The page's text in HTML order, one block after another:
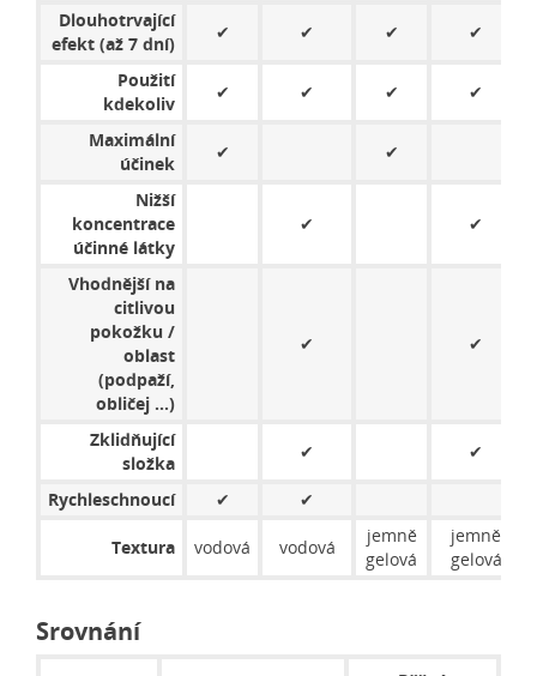
Dlouhotrvající
efekt (až 7 dní)
✔ ✔ ✔ ✔
Použití
kdekoliv
✔ ✔ ✔ ✔
Maximální
účinek
✔ ✔
Nižší
koncentrace
účinné látky
✔ ✔
Vhodnější na
citlivou
pokožku /
oblast
(podpaží,
obličej ...)
✔ ✔
Zklidňující
složka
✔ ✔
Rychleschnoucí ✔ ✔
Textura vodová vodová
jemně
gelová
jemně
gelová
Srovnání